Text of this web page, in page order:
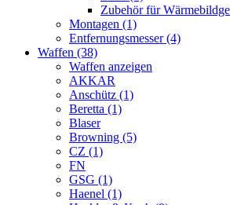
Zubehör für
Montagen (1)
Entfernungsmesser (4)
Waffen (38)
Waffen anzeigen
AKKAR
Anschütz (1)
Beretta (1)
Blaser
Browning (5)
CZ (1)
FN
GSG (1)
Haenel (1)